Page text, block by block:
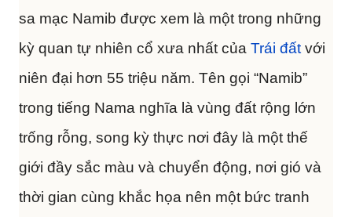
sa mạc Namib được xem là một trong những
kỳ quan tự nhiên cổ xưa nhất của Trái đất với
niên đại hơn 55 triệu năm. Tên gọi “Namib”
trong tiếng Nama nghĩa là vùng đất rộng lớn
trống rỗng, song kỳ thực nơi đây là một thế
giới đầy sắc màu và chuyển động, nơi gió và
thời gian cùng khắc họa nên một bức tranh